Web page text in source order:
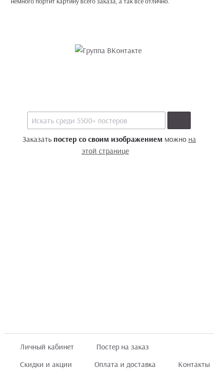
Заказать постер со своим изображением можно на
этой странице
Личный кабинет
Постер на заказ
Скидки и акции
Оплата и доставка
Контакты